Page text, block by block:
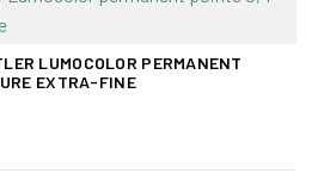
LUMOCOLOR PERMANENT
EXTRA-FINE